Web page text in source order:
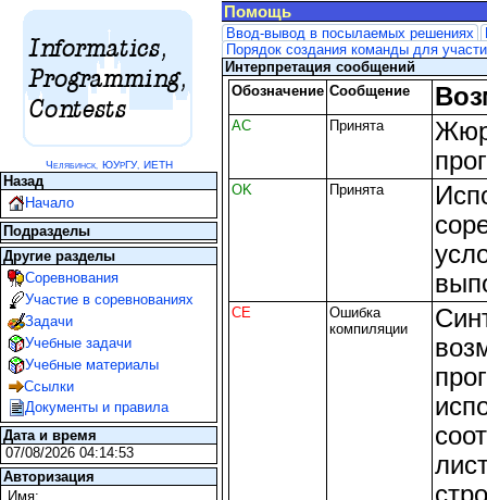
Ч ЕЛЯБИНСК, ЮУРГУ, ИЕТН
Назад
Начало
Подразделы
Другие разделы
Соревнования
Участие в соревнованиях
Задачи
Учебные задачи
Учебные материалы
Ссылки
Документы и правила
Дата и время
07/08/2026 04:14:53
Авторизация
Имя:
Помощь
Ввод-вывод в посылаемых решениях
Порядок создания команды для
Интерпретация сообщений
Обозначение Сообщение
AC Принята
OK Принята
CE
Ошибка
компиляции